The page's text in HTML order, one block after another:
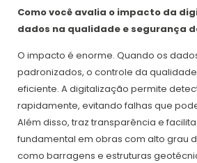
Como você avalia o impacto da
dados na qualidade e segurança
O impacto é enorme. Quando os
padronizados, o controle da
eficiente. A digitalização permite
rapidamente, evitando falhas que
Além disso, traz transparência e
fundamental em obras com alto grau
como barragens e estruturas